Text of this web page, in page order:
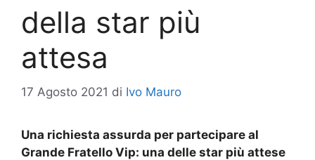
della star più
attesa
17 Agosto 2021 di Ivo Mauro
Una richiesta assurda per partecipare al
Grande Fratello Vip: una delle star più attese